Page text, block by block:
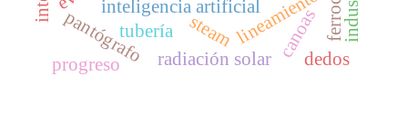
lineamientos
inteligencia artificial canoas
pantógrafo steam
progreso radiación solar
tubería
dedos